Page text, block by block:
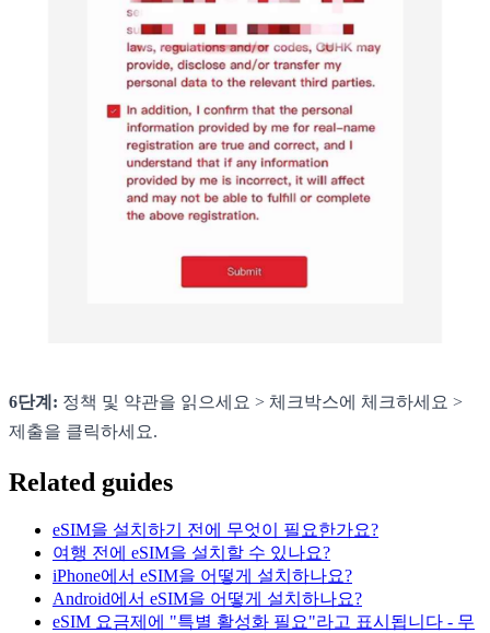
6단계: 정책 및 약관을 읽으세요 > 체크박스에 체크하세요 >
제출을 클릭하세요.
Related guides
eSIM을 설치하기 전에 무엇이 필요한가요?
여행 전에 eSIM을 설치할 수 있나요?
iPhone에서 eSIM을 어떻게 설치하나요?
Android에서 eSIM을 어떻게 설치하나요?
eSIM 요금제에 "특별 활성화 필요"라고 표시됩니다 - 무